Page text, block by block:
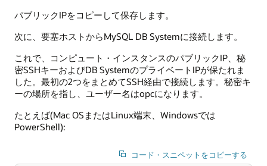
パブリックIPをコピーして保存します。
次に、要塞ホストからMySQL DB Systemに接続します。
これで、コンピュート・インスタンスのパブリックIP、秘
密SSHキーおよびDB SystemのプライベートIPが保たれま
した。最初の2つをまとめてSSH経由で接続します。秘密キ
ーの場所を指し、ユーザー名はopcになります。
たとえば(Mac OSまたはLinux端末、Windowsでは
PowerShell):
コード・スニペットをコピーする